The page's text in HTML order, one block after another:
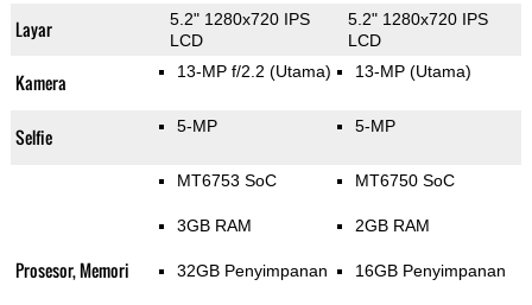
Layar
5.2" 1280x720 IPS
LCD
5.2" 1280x720 IPS
LCD
Kamera 13-MP f/2.2 (Utama) 13-MP (Utama)
Selfie 5-MP 5-MP
Prosesor, Memori
MT6753 SoC
3GB RAM
32GB Penyimpanan
MT6750 SoC
2GB RAM
16GB Penyimpanan